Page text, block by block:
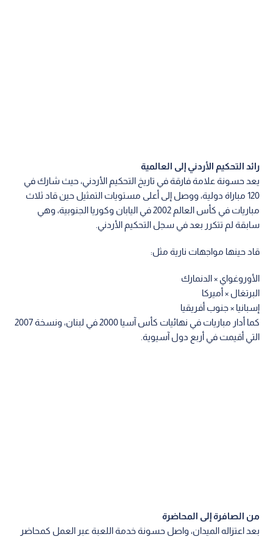
رائد التحكيم الأردني إلى العالمية
يعد حسونة علامة فارقة في تاريخ التحكيم الأردني، حيث شارك في
120 مباراة دولية، ووصل إلى أعلى مستويات التمثيل حين قاد ثلاث
مباريات في كأس العالم 2002 في اليابان وكوريا الجنوبية، وهي
سابقة لم تتكرر بعد في سجل التحكيم الأردني.
قاد حينها مواجهات نارية مثل:
الأوروغواي × الدنمارك
البرتغال × أميركا
إسبانيا × جنوب أفريقيا
كما أدار مباريات في نهائيات كأس آسيا 2000 في لبنان، ونسخة 2007
التي أقيمت في أربع دول آسيوية.
من الصافرة إلى المحاضرة
بعد اعتزاله الميدان، واصل حسونة خدمة اللعبة عبر العمل كمحاضر